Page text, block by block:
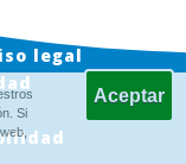
en Web
legal
Si